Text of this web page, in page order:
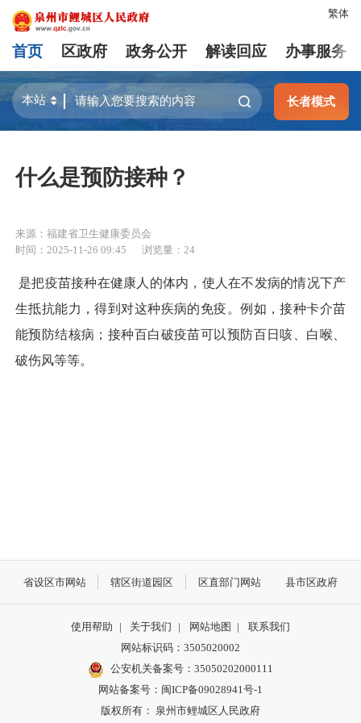
繁体
首页 区政府 政务公开 解读回应 办事服务
长者模式
什么是预防接种？
来源：福建省卫生健康委员会
时间：2025-11-26 09:45
浏览量： 24
是把疫苗接种在健康人的体内，使人在不发病的情况下产
生抵抗能力，得到对这种疾病的免疫。例如，接种卡介苗
能预防结核病；接种百白破疫苗可以预防百日咳、白喉、
破伤风等等。
省设区市网站 辖区街道园区 区直部门网站 县市区政府
使用帮助 | 关于我们 | 网站地图 |
联系我们
网站标识码：3505020002
公安机关备案号：35050202000111
网站备案号：闽ICP备09028941号-1
版权所有： 泉州市鲤城区人民政府